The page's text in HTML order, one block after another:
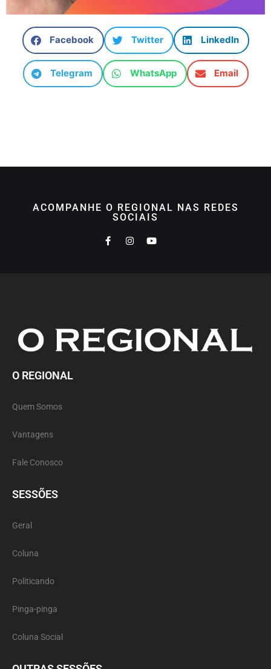
Facebook Twitter LinkedIn
Telegram WhatsApp Email
ACOMPANHE O REGIONAL NAS REDES
SOCIAIS
O REGIONAL
Quem Somos
Vantagens
Fale Conosco
SESSÕES
Geral
Coluna
Politicando
Pinga-pinga
Coluna Social